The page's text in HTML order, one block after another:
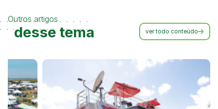
Outros artigos
desse tema ver todo conteúdo